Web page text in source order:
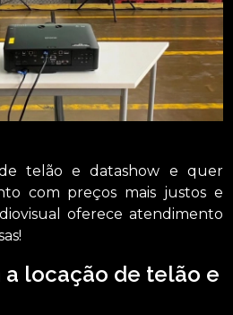
telão e datashow e quer
com preços mais justos e
oferece atendimento
a locação de telão e